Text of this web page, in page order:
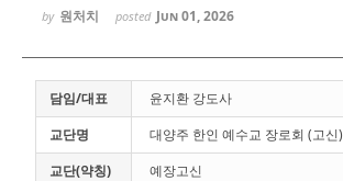
by 원처치 posted Jun 01, 2026
담임/대표
윤지환 강도사
교단명
대양주 한인 예수교 장로회 (고신)
교단(약칭)
예장고신